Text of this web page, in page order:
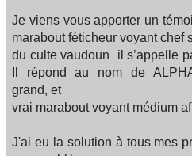
Je viens vous apporter un
marabout féticheur voyant chef
du culte vaudoun il s’appelle
Il répond au nom de
grand, et
vrai marabout voyant médium
J'ai eu la solution à tous mes